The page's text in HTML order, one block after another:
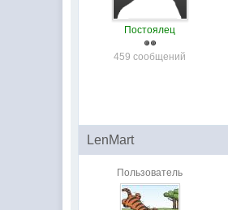
Постоялец
459 сообщений
LenMart
Пользователь